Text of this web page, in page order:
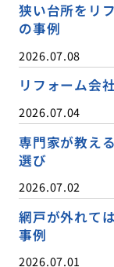
狭い台所をリ
の事例
2026.07.08
リフォーム会
2026.07.04
専門家が教え
選び
2026.07.02
網戸が外れて
事例
2026.07.01